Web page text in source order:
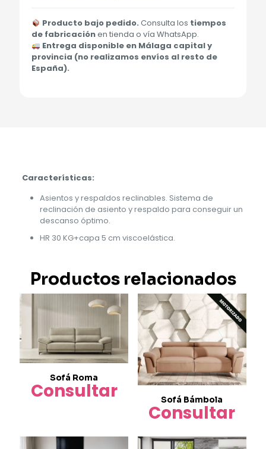
Producto bajo pedido. Consulta los tiempos
de fabricaciónen tienda o vía WhatsApp.
Entrega disponible en Málaga capital y
provincia (no realizamos envíos al resto de
España).
Características:
Asientos y respaldos reclinables. Sistema de
reclinación de asiento y respaldo para conseguir un
descanso óptimo.
HR 30 KG+capa 5 cm viscoelástica.
Productos relacionados
Sofá Roma
Consultar Sofá Bámbola
Consultar
producto